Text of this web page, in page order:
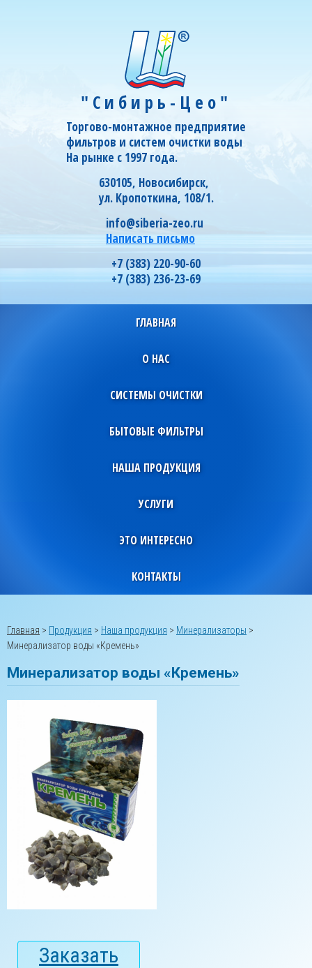
"Сибирь-Цео"
Торгово-монтажное предприятие
фильтров и систем очистки воды
На рынке с 1997 года.
630105, Новосибирск,
ул. Кропоткина, 108/1.
info@siberia-zeo.ru
Написать письмо
+7 (383) 220-90-60
+7 (383) 236-23-69
ГЛАВНАЯ
О НАС
СИСТЕМЫ ОЧИСТКИ
БЫТОВЫЕ ФИЛЬТРЫ
НАША ПРОДУКЦИЯ
УСЛУГИ
ЭТО ИНТЕРЕСНО
КОНТАКТЫ
Главная > Продукция > Наша продукция > Минерализаторы >
Минерализатор воды «Кремень»
Минерализатор воды «Кремень»
Заказать